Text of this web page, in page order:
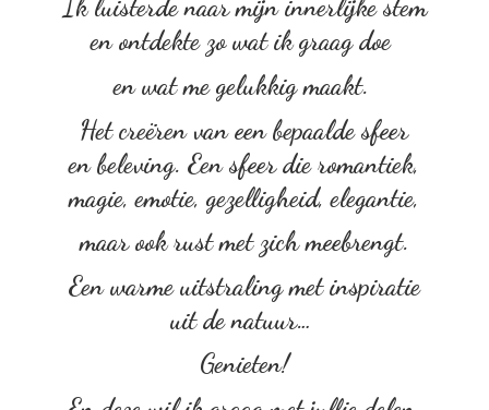
Ik luisterde naar mijn innerlijke stem
en ontdekte zo wat ik graag doe
en wat me gelukkig maakt.
Het creëren van een bepaalde sfeer
en beleving. Een sfeer die romantiek,
magie, emotie, gezelligheid, elegantie,
maar ook rust met zich meebrengt.
Een warme uitstraling met inspiratie
uit de natuur…
Genieten!